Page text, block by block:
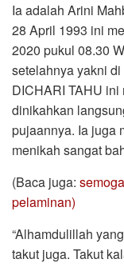
Ia adalah Arini
28 April 1993 ini
2020 pukul 08.30
setelahnya yakni
DICHARI TAHU
dinikahkan
pujaannya. Ia juga
menikah sangat
(Baca juga:
pelaminan)
“Alhamdulillah
takut juga. Takut